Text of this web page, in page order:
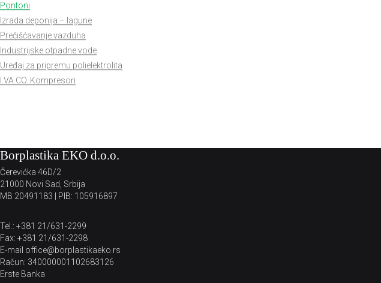
Pontoni
Izrada deponija – lagune
Prečišćavanje vazduha
Industrijske otpadne vode
Uređaj za pripremu polielektrolita
I.VA.CO. Kompresori
Borplastika EKO d.o.o.
Čerevićka 46D/2
21000 Novi Sad, Srbija
MB 20491183 | PIB: 105916897
Tel.: +381 21/631-2299
Fax: +381 21/631-2298
E-mail office@borplastikaeko.rs
Račun: 340000001102683126
Erste Banka